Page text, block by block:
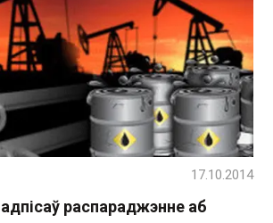
распараджэнне аб
17.10.2014